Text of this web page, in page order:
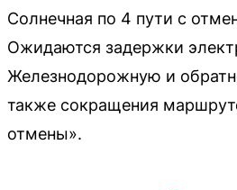
Солнечная по 4 пути с
Ожидаются задержки
Железнодорожную и
также сокращения
отмены».